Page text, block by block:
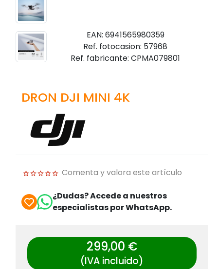
EAN: 6941565980359
Ref. fotocasion: 57968
Ref. fabricante: CPMA079801
DRON DJI MINI 4K
Comenta y valora este artículo
¿Dudas? Accede a nuestros
especialistas por WhatsApp.
299,00 €
(IVA incluido)